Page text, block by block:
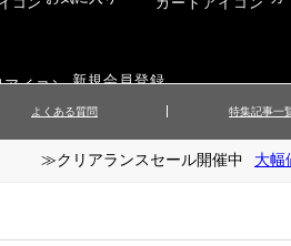
新規会員登録
▲メンズニッ
スカート ▲レディースボ
▲財布・キー
クス
よくある質問 特集記事一
≫クリアランスセール開催中 大幅